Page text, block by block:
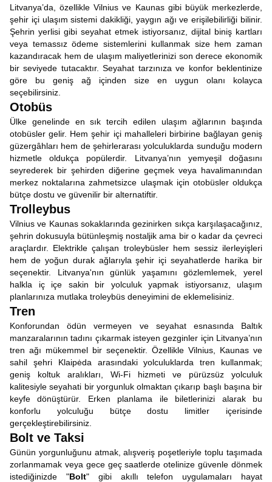
Litvanya’da, özellikle Vilnius ve Kaunas gibi büyük merkezlerde,
şehir içi ulaşım sistemi dakikliği, yaygın ağı ve erişilebilirliği bilinir.
Şehrin yerlisi gibi seyahat etmek istiyorsanız, dijital biniş kartları
veya temassız ödeme sistemlerini kullanmak size hem zaman
kazandıracak hem de ulaşım maliyetlerinizi son derece ekonomik
bir seviyede tutacaktır. Seyahat tarzınıza ve konfor beklentinize
göre bu geniş ağ içinden size en uygun olanı kolayca
seçebilirsiniz.
Otobüs
Ülke genelinde en sık tercih edilen ulaşım ağlarının başında
otobüsler gelir. Hem şehir içi mahalleleri birbirine bağlayan geniş
güzergâhları hem de şehirlerarası yolculuklarda sunduğu modern
hizmetle oldukça popülerdir. Litvanya’nın yemyeşil doğasını
seyrederek bir şehirden diğerine geçmek veya havalimanından
merkez noktalarına zahmetsizce ulaşmak için otobüsler oldukça
bütçe dostu ve güvenilir bir alternatiftir.
Trolleybus
Vilnius ve Kaunas sokaklarında gezinirken sıkça karşılaşacağınız,
şehrin dokusuyla bütünleşmiş nostaljik ama bir o kadar da çevreci
araçlardır. Elektrikle çalışan troleybüsler hem sessiz ilerleyişleri
hem de yoğun durak ağlarıyla şehir içi seyahatlerde harika bir
seçenektir. Litvanya'nın günlük yaşamını gözlemlemek, yerel
halkla iç içe sakin bir yolculuk yapmak istiyorsanız, ulaşım
planlarınıza mutlaka troleybüs deneyimini de eklemelisiniz.
Tren
Konforundan ödün vermeyen ve seyahat esnasında Baltık
manzaralarının tadını çıkarmak isteyen gezginler için Litvanya’nın
tren ağı mükemmel bir seçenektir. Özellikle Vilnius, Kaunas ve
sahil şehri Klaipėda arasındaki yolculuklarda tren kullanmak;
geniş koltuk aralıkları, Wi-Fi hizmeti ve pürüzsüz yolculuk
kalitesiyle seyahati bir yorgunluk olmaktan çıkarıp başlı başına bir
keyfe dönüştürür. Erken planlama ile biletlerinizi alarak bu
konforlu yolculuğu bütçe dostu limitler içerisinde
gerçekleştirebilirsiniz.
Bolt ve Taksi
Günün yorgunluğunu atmak, alışveriş poşetleriyle toplu taşımada
zorlanmamak veya gece geç saatlerde otelinize güvenle dönmek
istediğinizde "Bolt" gibi akıllı telefon uygulamaları hayat